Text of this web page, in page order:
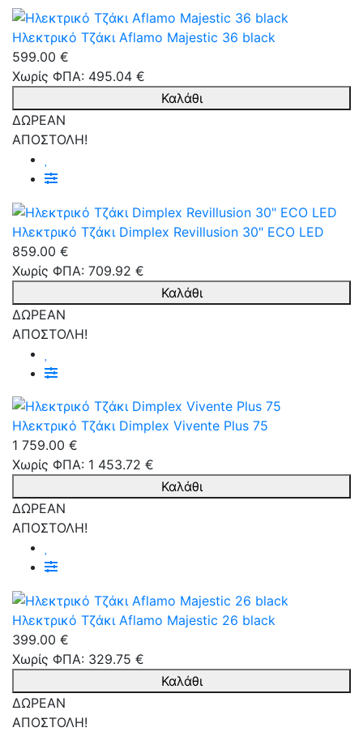
Ηλεκτρικό Τζάκι Aflamo Majestic 36 black
599.00 €
Χωρίς ΦΠΑ: 495.04 €
Καλάθι
ΔΩΡΕΑΝ
ΑΠΟΣΤΟΛΗ!
Ηλεκτρικό Τζάκι Dimplex Revillusion 30" ECO LED
859.00 €
Χωρίς ΦΠΑ: 709.92 €
Καλάθι
ΔΩΡΕΑΝ
ΑΠΟΣΤΟΛΗ!
Ηλεκτρικό Τζάκι Dimplex Vivente Plus 75
1 759.00 €
Χωρίς ΦΠΑ: 1 453.72 €
Καλάθι
ΔΩΡΕΑΝ
ΑΠΟΣΤΟΛΗ!
Ηλεκτρικό Τζάκι Aflamo Majestic 26 black
399.00 €
Χωρίς ΦΠΑ: 329.75 €
Καλάθι
ΔΩΡΕΑΝ
ΑΠΟΣΤΟΛΗ!